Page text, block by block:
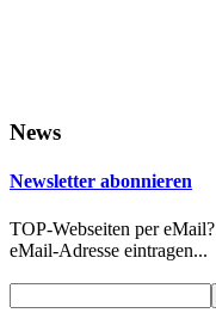
News
Newsletter abonnieren
TOP-Webseiten per eMail?
eMail-Adresse eintragen...